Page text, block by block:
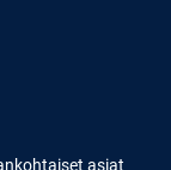
asiat